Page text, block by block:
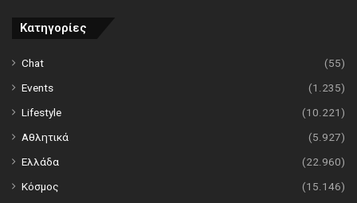
Κατηγορίες
Chat
(55)
Events
(1.235)
Lifestyle
(10.221)
Αθλητικά
(5.927)
Ελλάδα
(22.960)
Κόσμος
(15.146)